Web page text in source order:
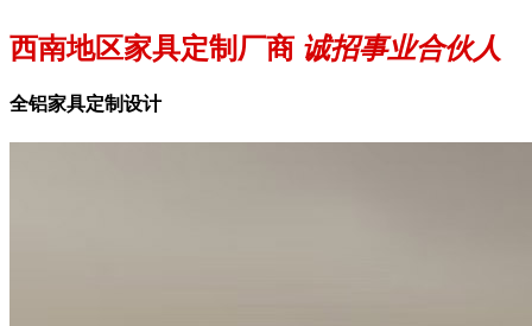
西南地区家具定制厂商 诚招事业合伙人
全铝家具定制设计